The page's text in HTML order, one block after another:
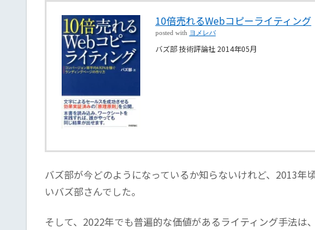
10倍売れるWebコピーライティング
posted with ヨメレバ
バズ部 技術評論社 2014年05月
バズ部が今どのようになっているか知らないけれど、2013年
いバズ部さんでした。
そして、2022年でも普遍的な価値があるライティング手法